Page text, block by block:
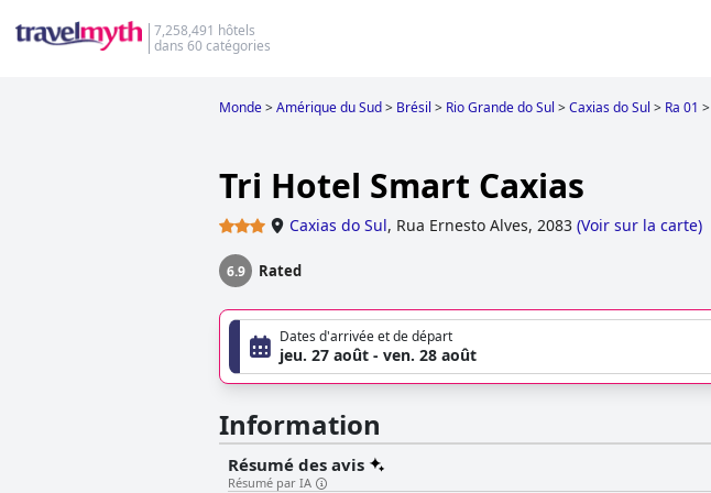
7,258,491 hôtels
dans 60 catégories
Monde>Amérique du Sud> Brésil > Rio Grande do Sul >Caxias do Sul > Ra 01 >
Tri Hotel Smart Caxias
Caxias do Sul, Rua Ernesto Alves, 2083 (Voir sur la carte)
6.9 Rated
Dates d'arrivée et de départ
jeu. 27 août - ven. 28 août
Information
Résumé des avis
Résumé par IA